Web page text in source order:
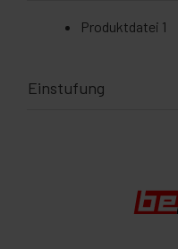
Produktdatei 1
Einstufung